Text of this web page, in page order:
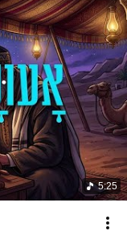
5:25